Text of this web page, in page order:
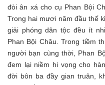
đòi ân xá cho cụ Phan Bội
Trong hai mươi năm đầu thế
giải phóng dân tộc đều ít
Phan Bội Châu. Trong tiềm
người bạn cùng thời, Phan
đem lại niềm hi vọng cho
đời bôn ba đầy gian truân,